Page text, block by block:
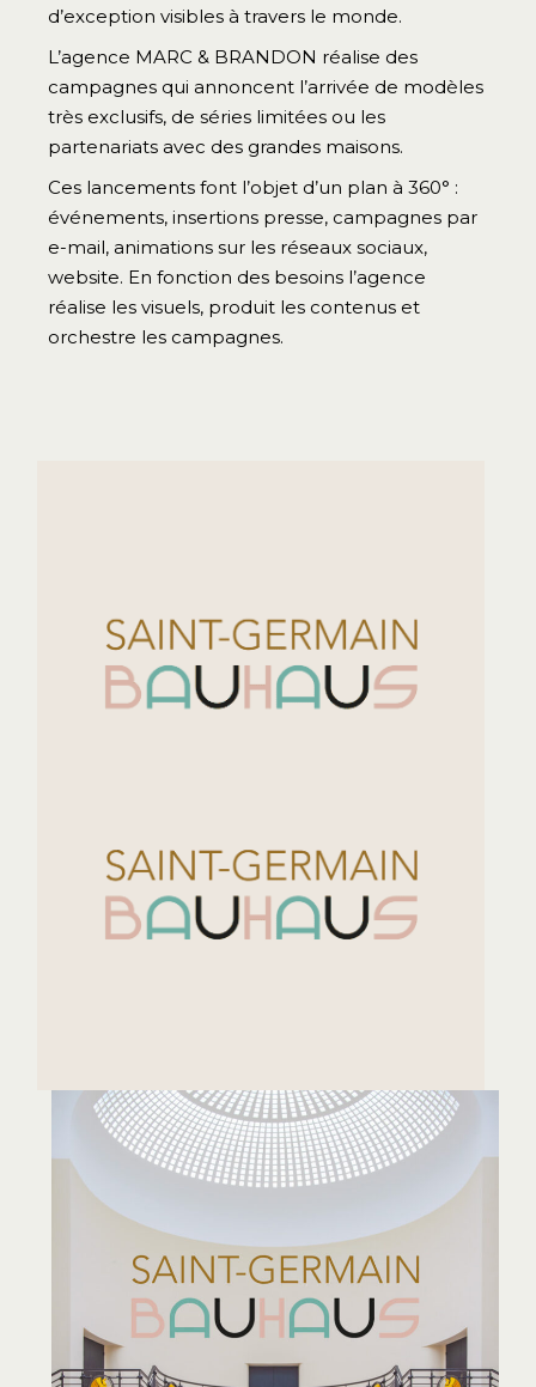
d’exception visibles à travers le monde.
L’agence MARC & BRANDON réalise des
campagnes qui annoncent l’arrivée de modèles
très exclusifs, de séries limitées ou les
partenariats avec des grandes maisons.
Ces lancements font l’objet d’un plan à 360° :
événements, insertions presse, campagnes par
e-mail, animations sur les réseaux sociaux,
website. En fonction des besoins l’agence
réalise les visuels, produit les contenus et
orchestre les campagnes.